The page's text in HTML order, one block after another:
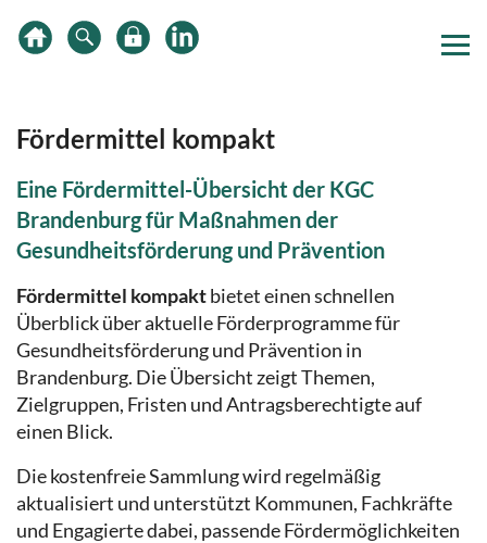
Inhalt
Hauptnavigation
Subnavigation
Fördermittel kompakt
Eine Fördermittel-Übersicht der KGC
Brandenburg für Maßnahmen der
Gesundheitsförderung und Prävention
Fördermittel kompaktbietet einen schnellen
Überblick über aktuelle Förderprogramme für
Gesundheitsförderung und Prävention in
Brandenburg. Die Übersicht zeigt Themen,
Zielgruppen, Fristen und Antragsberechtigte auf
einen Blick.
Die kostenfreie Sammlung wird regelmäßig
aktualisiert und unterstützt Kommunen, Fachkräfte
und Engagierte dabei, passende Fördermöglichkeiten